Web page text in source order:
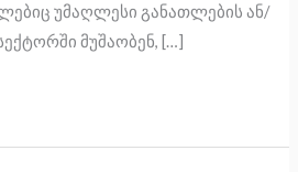
უმაღლესი განათლების ან/
მუშაობენ, […]